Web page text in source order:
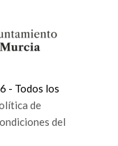
- Todos los
de
del